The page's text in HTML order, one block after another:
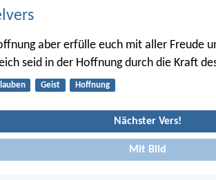
aber erfülle euch mit aller Freude
seid in der Hoffnung durch die Kraft
Geist Hoffnung
Nächster Vers!
Mit Bild